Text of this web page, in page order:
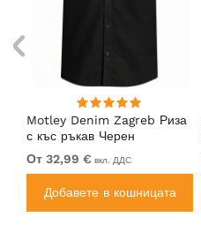
Motley Denim Zagreb Риза
с къс ръкав Черен
От 32,99 € вкл. ДДС
Добавете в кошницата